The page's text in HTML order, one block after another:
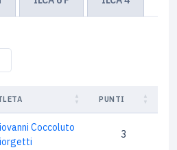
PUNTI
Coccoluto
3